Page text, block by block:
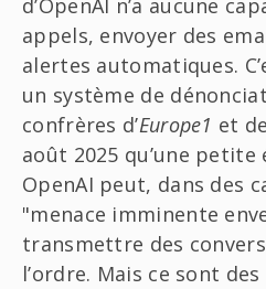
d’OpenAI n’a aucune
appels, envoyer des
alertes automatiques.
un système de
confrères d’Europe1 et de
août 2025 qu’une
OpenAI peut, dans des
"menace imminente
transmettre des
l’ordre. Mais ce sont